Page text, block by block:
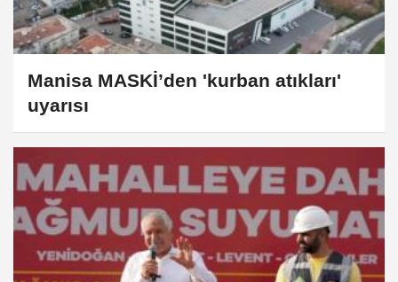
Manisa MASKİ’den 'kurban atıkları'
uyarısı